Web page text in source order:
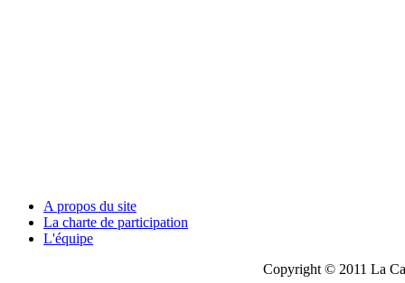
A propos du site
La charte de participation
L'équipe
Copyright © 2011 La